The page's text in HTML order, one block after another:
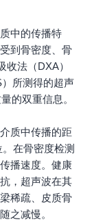
中的传播特
到骨密度、骨
法（DXA）
所测得的超声
的双重信息。
质中传播的距
在骨密度检测
播速度。健康
，超声波在其
稀疏、皮质骨
之减慢。